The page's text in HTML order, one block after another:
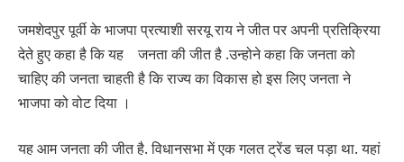
जमशेदपुर पूर्वी के भाजपा प्रत्याशी सरयू राय ने जीत पर अपनी प्रतिक्रिया
देते हुए कहा है कि यह जनता की जीत है .उन्होने कहा कि जनता को
चाहिए की जनता चाहती है कि राज्य का विकास हो इस लिए जनता ने
भाजपा को वोट दिया ।
यह आम जनता की जीत है. विधानसभा में एक गलत ट्रेंड चल पड़ा था. यहां